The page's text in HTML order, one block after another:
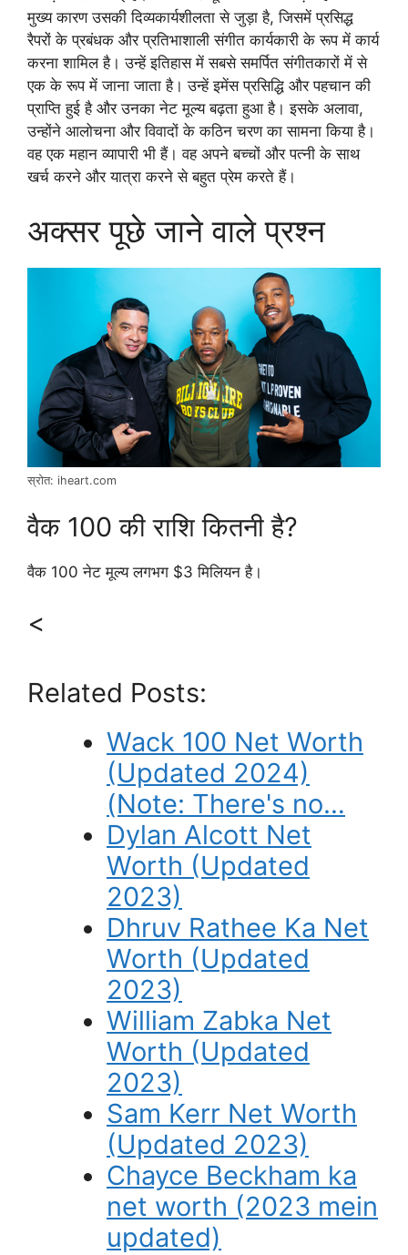
मुख्य कारण उसकी दिव्यकार्यशीलता से जुड़ा है, जिसमें प्रसिद्ध
रैपरों के प्रबंधक और प्रतिभाशाली संगीत कार्यकारी के रूप में कार्य
करना शामिल है। उन्हें इतिहास में सबसे समर्पित संगीतकारों में से
एक के रूप में जाना जाता है। उन्हें इमेंस प्रसिद्धि और पहचान की
प्राप्ति हुई है और उनका नेट मूल्य बढ़ता हुआ है। इसके अलावा,
उन्होंने आलोचना और विवादों के कठिन चरण का सामना किया है।
वह एक महान व्यापारी भी हैं। वह अपने बच्चों और पत्नी के साथ
खर्च करने और यात्रा करने से बहुत प्रेम करते हैं।
अक्सर पूछे जाने वाले प्रश्न
स्रोत: iheart.com
वैक 100 की राशि कितनी है?
वैक 100 नेट मूल्य लगभग $3 मिलियन है।
<
Related Posts:
Wack 100 Net Worth
(Updated 2024)
(Note: There's no…
Dylan Alcott Net
Worth (Updated
2023)
Dhruv Rathee Ka Net
Worth (Updated
2023)
William Zabka Net
Worth (Updated
2023)
Sam Kerr Net Worth
(Updated 2023)
Chayce Beckham ka
net worth (2023 mein
updated)